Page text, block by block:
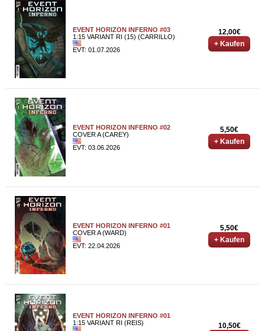
EVENT HORIZON INFERNO #03
1:15 VARIANT RI (15) (CARRILLO)
EVT: 01.07.2026
12,00€
+ Kaufen
EVENT HORIZON INFERNO #02
COVER A (CAREY)
EVT: 03.06.2026
5,50€
+ Kaufen
EVENT HORIZON INFERNO #01
COVER A (WARD)
EVT: 22.04.2026
5,50€
+ Kaufen
EVENT HORIZON INFERNO #01
1:15 VARIANT RI (REIS)
10,50€